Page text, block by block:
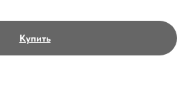
Купить